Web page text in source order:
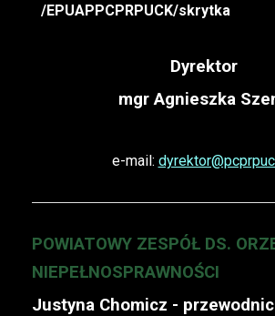
/EPUAPPCPRPUCK/skrytka
Dyrektor
mgr Agnieszka
e-mail:
POWIATOWY ZESPÓŁ DS.
NIEPEŁNOSPRAWNOŚCI
Justyna Chomicz -